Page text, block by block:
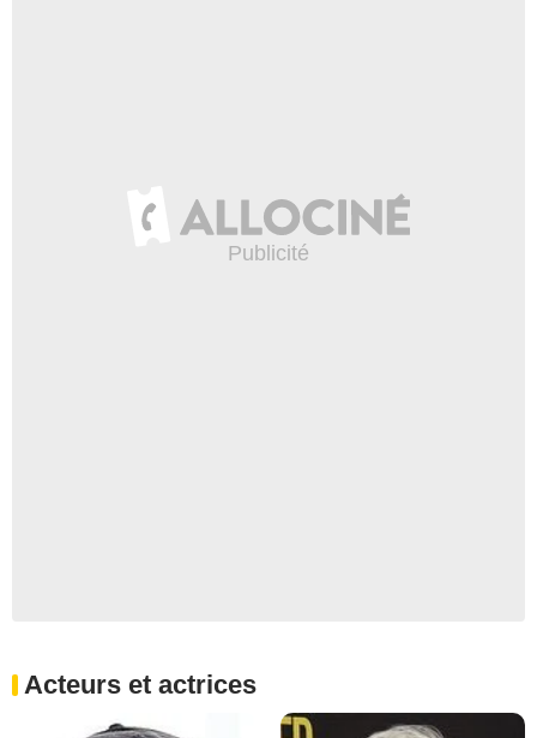
Acteurs et actrices